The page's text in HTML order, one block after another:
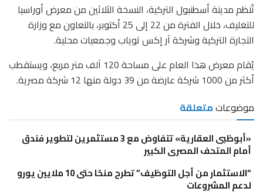
تُنظم مدينة أسطنبول التركية، النسخة الثلاثين من معرض أوراسيا
للتغليف، خلال الفترة من 22 إلى 25 أكتوبر، بالتعاون مع وزارة
التجارة التركية وشركة آر إكس توياب وجمعيات محلية.
يُقام معرض هذا العام على مساحة 120 آلف متر مربع، ويستقطب
أكثر من 1000 شركة عارضة من 39 دولة منها 12 شركة مصرية.
موضوعاتمتعلقة
«أبوظبى العقارية» تتفاوض مع 3 مستثمرين لتطوير فندق
أمام المتحف المصرى الكبير
“الاستثمار من أجل التوظيف” تطرح منحًا حتى 10 ملايين يورو
لدعم المشروعات